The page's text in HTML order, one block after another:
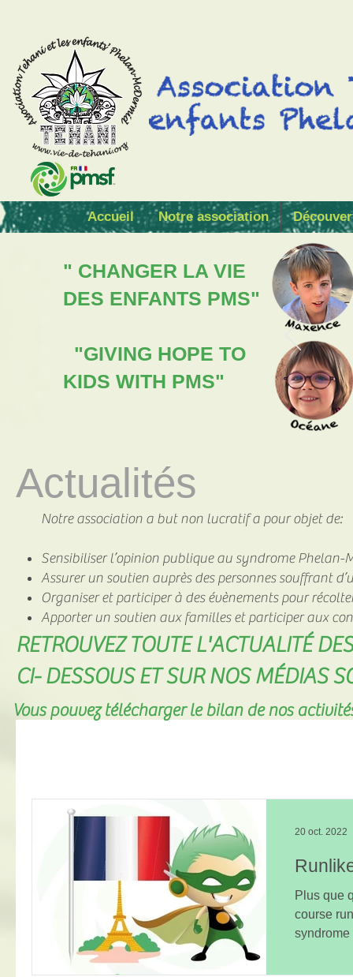
Accueil Notre association
" CHANGER LA VIE
DES ENFANTS PMS"
"GIVING HOPE TO
KIDS WITH PMS"
Actualités
Notre association a but non lucratif a pour objet de:
Sensibiliser l’opinion publique au syndrome Phelan-
Assurer un soutien auprès des personnes souffrant
Organiser et participer à des évènements pour
Apporter un soutien aux familles et participer aux
RETROUVEZ TOUTE L'ACTUALITÉ
CI- DESSOUS ET SUR NOS MÉDIAS
Plus que
course
syndrome
20 oct. 2022
Vous pouvez télécharger le bilan de nos